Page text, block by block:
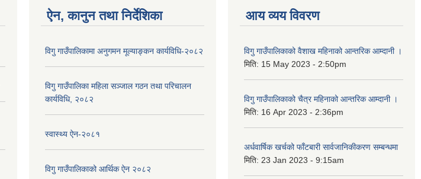
ऐन, कानुन तथा निर्देशिका
विगु गाउँपालिकामा अनुगमन मूल्याङ्कन कार्यविधि-२०८२
विगु गाउँपालिका महिला सञ्जाल गठन तथा परिचालन
कार्यविधि, २०८२
स्वास्थ्य ऐन-२०८१
विगु गाउँपालिकाको आर्थिक ऐन २०८२
आय व्यय विवरण
विगु गाउँपालिकाको वैशाख महिनाको आन्तरिक आम्दानी ।
मिति: 15 May 2023 - 2:50pm
विगु गाउँपालिकाको चैत्र महिनाको आन्तरिक आम्दानी ।
मिति: 16 Apr 2023 - 2:36pm
अर्धवार्षिक खर्चको फाँटबारी सार्वजानिकीकरण सम्बन्धमा
मिति: 23 Jan 2023 - 9:15am